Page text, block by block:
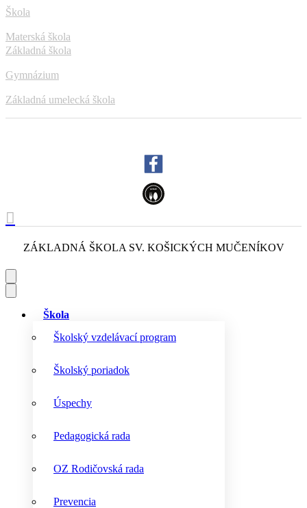
Škola
Materská škola
Základná škola
Gymnázium
Základná umelecká škola
ZÁKLADNÁ ŠKOLA SV. KOŠICKÝCH MUČENÍKOV
Škola
Školský vzdelávací program
Školský poriadok
Úspechy
Pedagogická rada
OZ Rodičovská rada
Prevencia